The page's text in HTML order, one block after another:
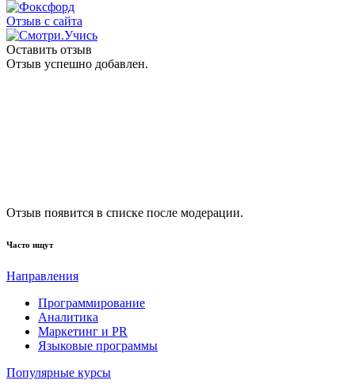
Отзыв с сайта
Оставить отзыв
Отзыв успешно добавлен.
Отзыв появится в списке после модерации.
Часто ищут
Направления
Программирование
Аналитика
Маркетинг и PR
Языковые программы
Популярные курсы